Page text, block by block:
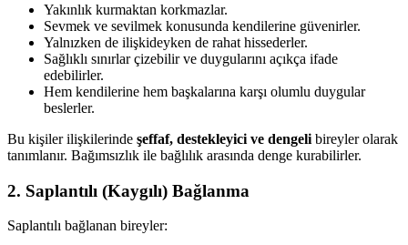
Yakınlık kurmaktan korkmazlar.
Sevmek ve sevilmek konusunda kendilerine güvenirler.
Yalnızken de ilişkideyken de rahat hissederler.
Sağlıklı sınırlar çizebilir ve duygularını açıkça ifade
edebilirler.
Hem kendilerine hem başkalarına karşı olumlu duygular
beslerler.
Bu kişiler ilişkilerinde şeffaf, destekleyici ve dengeli bireyler olarak
tanımlanır. Bağımsızlık ile bağlılık arasında denge kurabilirler.
2. Saplantılı (Kaygılı) Bağlanma
Saplantılı bağlanan bireyler: